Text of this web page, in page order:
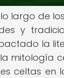
largo de
y
la
mitología
celtas en